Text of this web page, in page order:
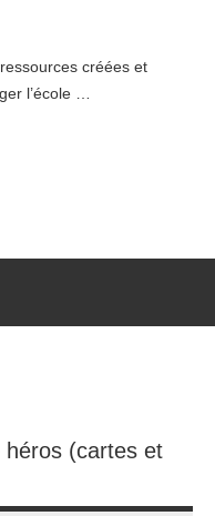
créées et
l’école …
héros (cartes et